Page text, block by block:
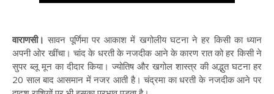
वाराणसी। सावन पूर्णिमा पर आकाश में खगोलीय घटना ने हर किसी का ध्यान
अपनी ओर खींचा। चांद के धरती के नजदीक आने के कारण रात को हर किसी ने
सुपर ब्लू मून का दीदार किया। ज्योतिष और खगोल शास्त्र की अद्भुत घटना हर
20 साल बाद आसमान में नजर आती है। चंद्रमा का धरती के नजदीक आने पर